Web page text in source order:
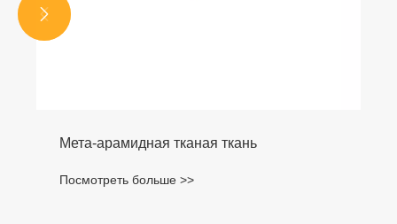
Мета-арамидная тканая ткань
Посмотреть больше >>

